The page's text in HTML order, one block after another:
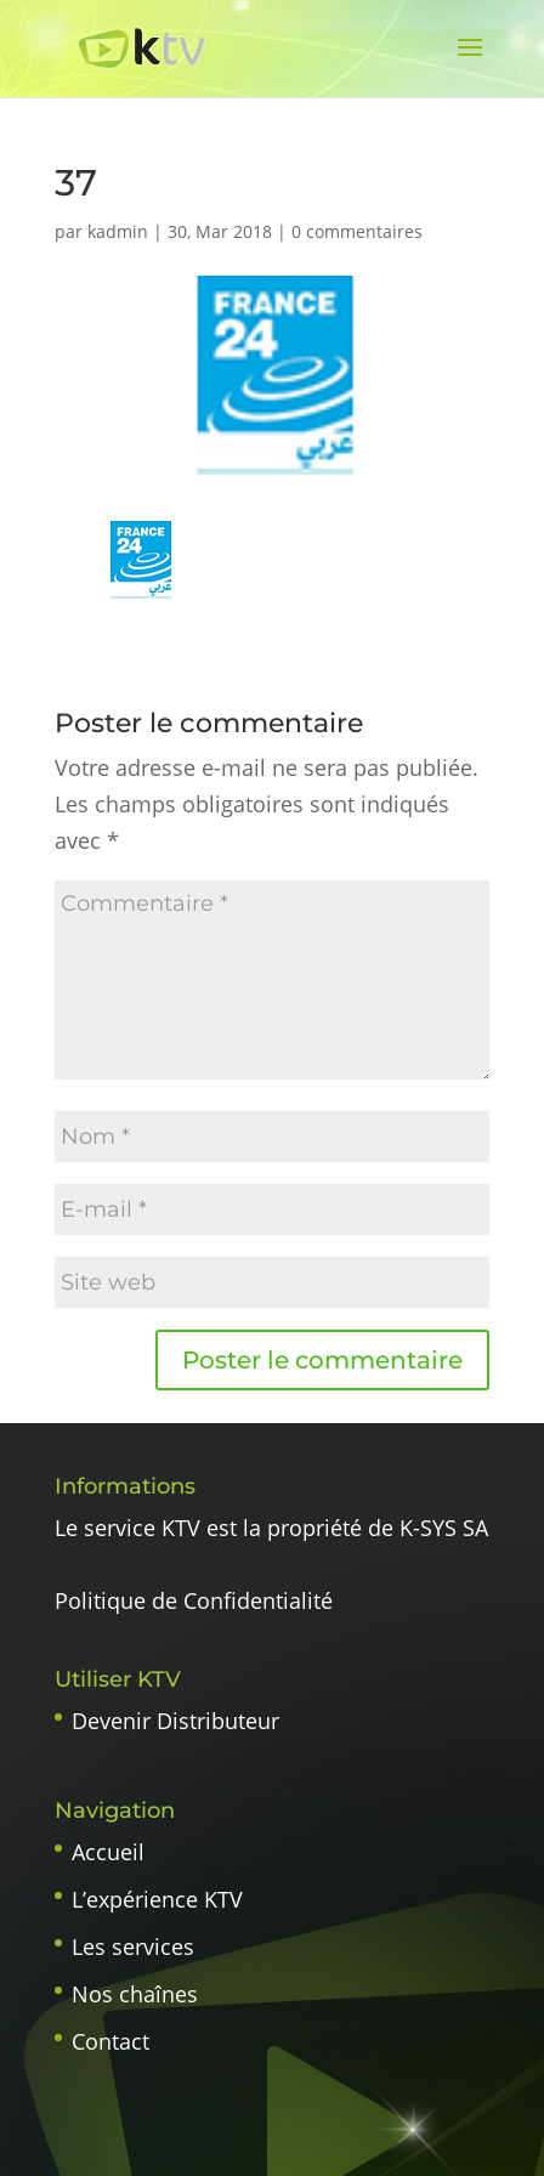
37
par kadmin | 30, Mar 2018| 0 commentaires
Poster le commentaire
Votre adresse e-mail ne sera pas publiée.
Les champs obligatoires sont indiqués
avec *
Informations
Le service KTV est la propriété de K-SYS SA
Politique de Confidentialité
Utiliser KTV
Devenir Distributeur
Navigation
Accueil
L’expérience KTV
Les services
Nos chaînes
Contact